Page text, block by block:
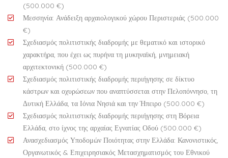
(500.000 €)
Μεσσηνία: Ανάδειξη αρχαιολογικού χώρου Περιστεριάς (500.000
€)
Σχεδιασμός πολιτιστικής διαδρομής με θεματικό και ιστορικό
χαρακτήρα, που έχει ως πυρήνα τη μυκηναϊκή, μνημειακή
αρχιτεκτονική (500.000 €)
Σχεδιασμός πολιτιστικής διαδρομής περιήγησης σε δίκτυο
κάστρων και οχυρώσεων που αναπτύσσεται στην Πελοπόννησο, τη
Δυτική Ελλάδα, τα Ιόνια Νησιά και την Ήπειρο (500.000 €)
Σχεδιασμός πολιτιστικής διαδρομής περιήγησης στη Βόρεια
Ελλάδα, στο ίχνος της αρχαίας Εγνατίας Οδού (500.000 €)
Ανασχεδιασμός Υποδομών Ποιότητας στην Ελλάδα: Κανονιστικός,
Οργανωτικός & Επιχειρησιακός Μετασχηματισμός του Εθνικού